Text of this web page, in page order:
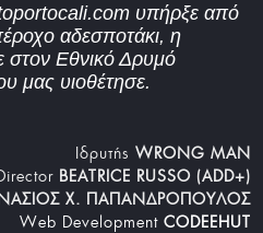
υπήρξε από
αδεσποτάκι, η
στον Εθνικό Δρυμό
μας υιοθέτησε.
Iδρυτής WRONG MAN
BEATRICE RUSSO (ADD+)
Χ. ΠΑΠΑΝΔΡΟΠΟΥΛΟΣ
Web Development CODEEHUT